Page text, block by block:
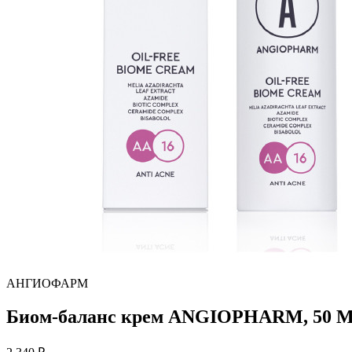
АНГИОФАРМ
Биом-баланс крем ANGIOPHARM, 50